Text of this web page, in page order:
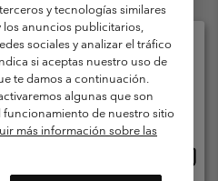
Garantía
de miembros
Por Los Usuarios
y tecnologías similares
anuncios publicitarios,
sociales y analizar el tráfico
si aceptas nuestro uso de
te damos a continuación.
algunas que son
funcionamiento de nuestro sitio
más información sobre las
e idioma envío
línea disponibles